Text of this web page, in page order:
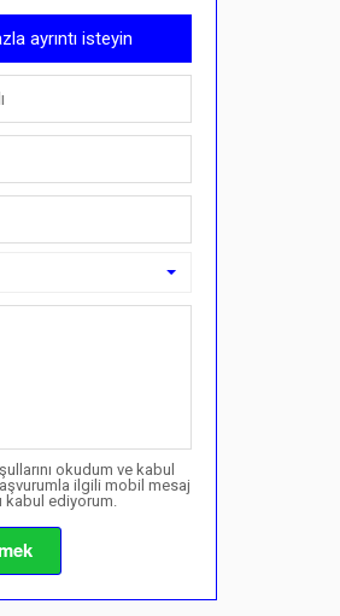
ayrıntı isteyin
rezervasyonu yapmak istiyorum
okudum ve kabul
ilgili mobil mesaj
kabul ediyorum.